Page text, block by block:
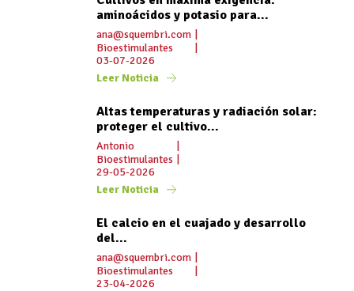
aminoácidos y potasio para...
ana@squembri.com
Bioestimulantes
03-07-2026
Leer Noticia
Altas temperaturas y radiación solar:
proteger el cultivo...
Antonio
Bioestimulantes
29-05-2026
Leer Noticia
El calcio en el cuajado y desarrollo
del...
ana@squembri.com
Bioestimulantes
23-04-2026